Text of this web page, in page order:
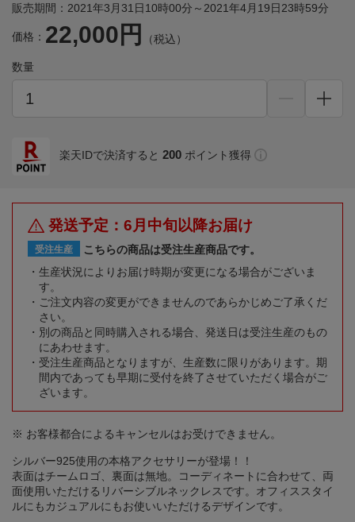
販売期間：2021年3月31日10時00分～2021年4月19日23時59分
価格： 22,000円 （税込）
数量
楽天IDで決済すると 200 ポイント獲得
発送予定：6月中旬以降お届け
受注生産
こちらの商品は受注生産商品です。
生産状況によりお届け時期が変更になる場合がございま
す。
ご注文内容の変更ができませんのであらかじめご了承くだ
さい。
別の商品と同時購入される場合、発送日は受注生産のもの
にあわせます。
受注生産商品となりますが、生産数に限りがあります。期
間内であっても早期に受付を終了させていただく場合がご
ざいます。
※ お客様都合によるキャンセルはお受けできません。
シルバー925使用の本格アクセサリーが登場！！
表面はチームロゴ、裏面は無地。コーディネートに合わせて、両
面使用いただけるリバーシブルネックレスです。オフィススタイ
ルにもカジュアルにもお使いいただけるデザインです。